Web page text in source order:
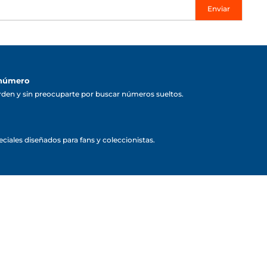
Enviar
y sin preocuparte por buscar números sueltos.
diseñados para fans y coleccionistas.